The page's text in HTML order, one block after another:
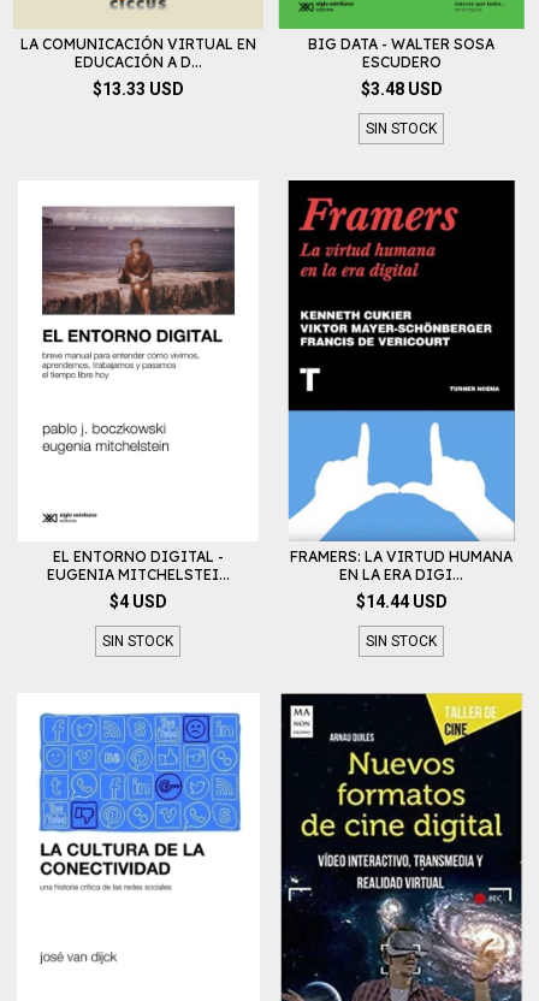
LA COMUNICACIÓN VIRTUAL EN
EDUCACIÓN A D...
$13.33 USD
BIG DATA - WALTER SOSA
ESCUDERO
$3.48 USD
SIN STOCK
EL ENTORNO DIGITAL -
EUGENIA MITCHELSTEI...
$4 USD
SIN STOCK
FRAMERS: LA VIRTUD HUMANA
EN LA ERA DIGI...
$14.44 USD
SIN STOCK